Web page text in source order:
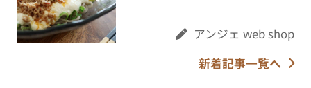
アンジェ web shop
新着記事一覧へ